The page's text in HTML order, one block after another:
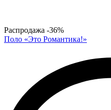
Распродажа -36%
Поло «Это Романтика!»